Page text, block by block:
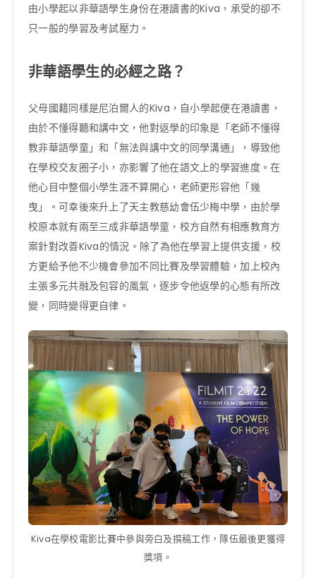
由小學起以非華語學生身份在港讀書的Kiva，承受的卻不
只一般的學習及考試壓力。
非華語學生的必經之路？
父母國籍同樣是尼泊爾人的Kiva，自小學起便在港讀書，
由於不懂得聽和講中文，他對返學的印象是「老師不懂得
教非華語學童」和「無法與講中文的同學溝通」，導致他
在學校交友圈子小，亦影響了他在語文上的學習進度。在
他心目中整個小學生涯不算開心，老師更形容他「幾
曳」。可幸後來升上了天主教慈幼會伍少梅中學，由於學
校原本就有兩至三成非華語學童，校方自然有相應教育方
案針對改善Kiva的情況。除了為他在學習上提供支援，校
方更給予他不少機會參加不同比賽及學習體驗，加上校內
主張多元共融及包容的風氣，逐步令他返學的心態有所改
變，同時變得更自律。
Kiva在學校電影比賽中參與旁白及撰稿工作，隊伍最後更獲得
獎項。